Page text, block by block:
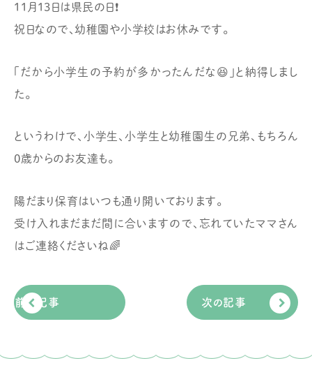
11月13日は県民の日❗️
祝日なので、幼稚園や小学校はお休みです。
「だから小学生の予約が多かったんだな😆」と納得しまし
た。
というわけで、小学生、小学生と幼稚園生の兄弟、もちろん
0歳からのお友達も。
陽だまり保育はいつも通り開いております。
受け入れまだまだ間に合いますので、忘れていたママさん
はご連絡くださいね🌈
前の記事 次の記事